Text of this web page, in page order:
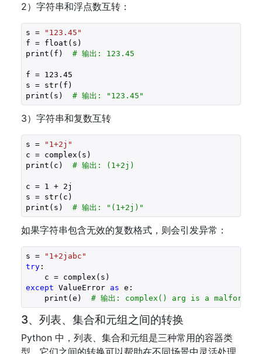
2）字符串和浮点数互转：
s =
"123.45"
f = float(s)
print(f) # 输出: 123.45
f = 123.45
s = str(f)
print(s) # 输出: "123.45"
3）字符串和复数互转
s =
"1+2j"
c = complex(s)
print(c) # 输出: (1+2j)
c = 1 + 2j
s = str(c)
print(s) # 输出: "(1+2j)"
如果字符串包含无效的复数格式，则会引发异常：
s =
"1+2jabc"
try:
except ValueError as e:
    print(e)
# 输出: complex() arg is a
3、列表、集合和元组之间的转换
Python 中，列表、集合和元组是三种常用的容器类
型，它们之间的转换可以帮助在不同场景中灵活处理